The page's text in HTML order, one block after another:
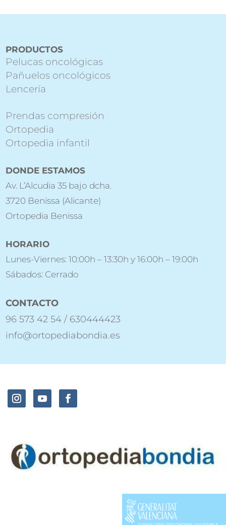
PRODUCTOS
Pelucas oncológicas
Pañuelos oncológicos
Lencería
Prendas compresión
Ortopedia
Ortopedia infantil
DONDE ESTAMOS
Av. L’Alcudia 35 bajo dcha.
3720 Benissa (Alicante)
Ortopedia Benissa
HORARIO
Lunes-Viernes: 10:00h – 13:30h y 16:00h – 19:00h
Sábados: Cerrado
CONTACTO
96 573 42 54 / 630444423
info@ortopediabondia.es